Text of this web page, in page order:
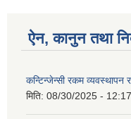
ऐन, कानुन तथा
कन्टिन्जेन्सी रकम व्यवस्थापन
मिति: 08/30/2025 - 12:17